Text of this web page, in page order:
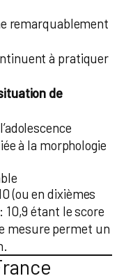
remarquablement
à pratiquer
de
à la morphologie
(ou en dixièmes
étant le score
mesure permet un